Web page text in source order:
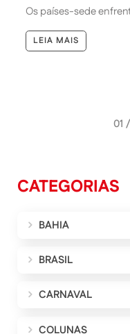
Os países-sede
LEIA MAIS
01
CATEGORIAS
BAHIA
BRASIL
CARNAVAL
COLUNAS